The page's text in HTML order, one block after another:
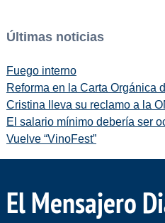
Últimas noticias
Fuego interno
Reforma en la Carta Orgánica
Cristina lleva su reclamo a la
El salario mínimo debería ser
Vuelve “VinoFest”
El Mensajero